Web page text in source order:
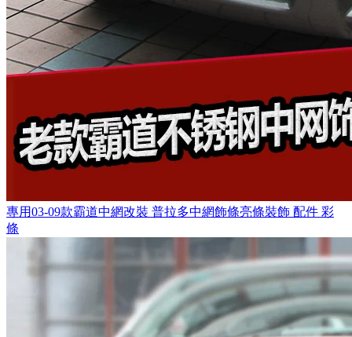
專用03-09款霸道中網改裝 普拉多中網飾條亮條裝飾 配件 彩
條